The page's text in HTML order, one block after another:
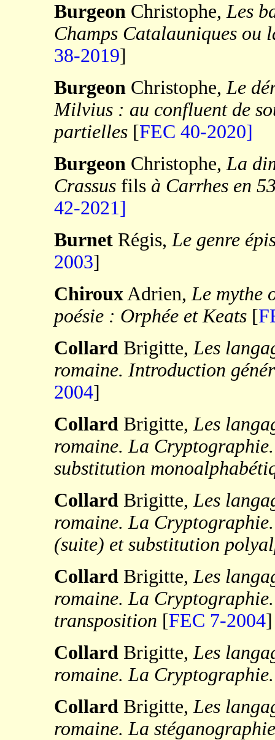
Burgeon Christophe,Les
Champs Catalauniques ou
38-2019]
Burgeon Christophe,Le
Milvius : au confluent de
partielles [FEC 40-2020]
Burgeon Christophe,La
Crassus fils à Carrhes en
42-2021]
Burnet Régis, Le genre
2003]
ChirouxAdrien,Le mythe
poésie : Orphée et Keats [
Collard Brigitte,Les
romaine. Introduction
2004]
Collard Brigitte,Les
romaine. La
substitution
Collard Brigitte,Les
romaine. La
(suite) et substitution
Collard Brigitte,Les
romaine. La
transposition [FEC 7-2004]
Collard Brigitte,Les
romaine. La
Collard Brigitte,Les
romaine. La